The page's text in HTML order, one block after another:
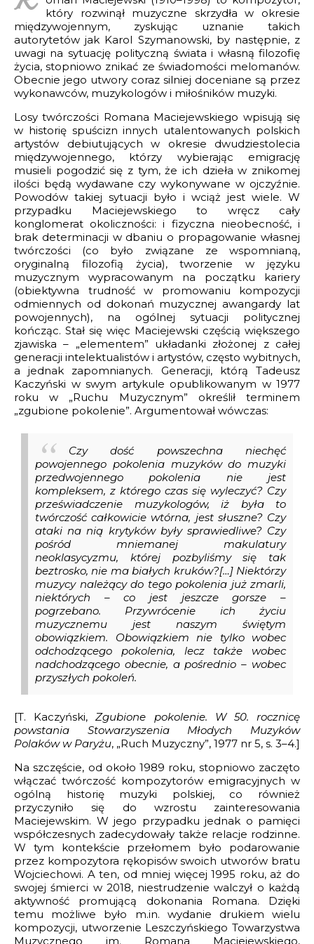
w świecie Hollywood
katalog utworów
fortepian
2 fortepiany
i orkiestrę
i wokalno-instrumentalne
i teatralne
utworów
Missa pro defunctis
fortepian
fortepian
na chór mieszany
trio smyczkowe
i skrzypce
instrumenty dęte
na fortepian
na dwie gitary
dwa fortepiany
na fortepian i orkiestrę
ZKP
który rozwinął muzyczne skrzydła w okresie
międzywojennym, zyskując uznanie takich
autorytetów jak Karol Szymanowski, by następnie, z
uwagi na sytuację polityczną świata i własną filozofię
życia, stopniowo znikać ze świadomości melomanów.
Obecnie jego utwory coraz silniej doceniane są przez
wykonawców, muzykologów i miłośników muzyki.
Losy twórczości Romana Maciejewskiego wpisują się
w historię spuścizn innych utalentowanych polskich
artystów debiutujących w okresie dwudziestolecia
międzywojennego, którzy wybierając emigrację
musieli pogodzić się z tym, że ich dzieła w znikomej
ilości będą wydawane czy wykonywane w ojczyźnie.
Powodów takiej sytuacji było i wciąż jest wiele. W
przypadku Maciejewskiego to wręcz cały
konglomerat okoliczności: i fizyczna nieobecność, i
brak determinacji w dbaniu o propagowanie własnej
twórczości (co było związane ze wspomnianą,
oryginalną filozofią życia), tworzenie w języku
muzycznym wypracowanym na początku kariery
(obiektywna trudność w promowaniu kompozycji
odmiennych od dokonań muzycznej awangardy lat
powojennych), na ogólnej sytuacji politycznej
kończąc. Stał się więc Maciejewski częścią większego
zjawiska – „elementem” układanki złożonej z całej
generacji intelektualistów i artystów, często wybitnych,
a jednak zapomnianych. Generacji, którą Tadeusz
Kaczyński w swym artykule opublikowanym w 1977
roku w „Ruchu Muzycznym” określił terminem
„zgubione pokolenie”. Argumentował wówczas:
Czy dość powszechna niechęć
powojennego pokolenia muzyków do muzyki
przedwojennego pokolenia nie jest
kompleksem, z którego czas się wyleczyć? Czy
przeświadczenie muzykologów, iż była to
twórczość całkowicie wtórna, jest słuszne? Czy
ataki na nią krytyków były sprawiedliwe? Czy
pośród mniemanej makulatury
neoklasycyzmu, której pozbyliśmy się tak
beztrosko, nie ma białych kruków?[…] Niektórzy
muzycy należący do tego pokolenia już zmarli,
niektórych – co jest jeszcze gorsze –
pogrzebano. Przywrócenie ich życiu
muzycznemu jest naszym świętym
obowiązkiem. Obowiązkiem nie tylko wobec
odchodzącego pokolenia, lecz także wobec
nadchodzącego obecnie, a pośrednio – wobec
przyszłych pokoleń.
[T. Kaczyński,Zgubione pokolenie. W 50. rocznicę
powstania Stowarzyszenia Młodych Muzyków
Polaków w Paryżu, „Ruch Muzyczny”, 1977 nr 5, s. 3–4.]
Na szczęście, od około 1989 roku, stopniowo zaczęto
włączać twórczość kompozytorów emigracyjnych w
ogólną historię muzyki polskiej, co również
przyczyniło się do wzrostu zainteresowania
Maciejewskim. W jego przypadku jednak o pamięci
współczesnych zadecydowały także relacje rodzinne.
W tym kontekście przełomem było podarowanie
przez kompozytora rękopisów swoich utworów bratu
Wojciechowi. A ten, od mniej więcej 1995 roku, aż do
swojej śmierci w 2018, niestrudzenie walczył o każdą
aktywność promującą dokonania Romana. Dzięki
temu możliwe było m.in. wydanie drukiem wielu
kompozycji, utworzenie Leszczyńskiego Towarzystwa
Muzycznego im. Romana Maciejewskiego,